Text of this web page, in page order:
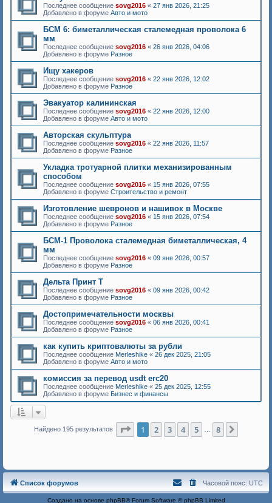
Последнее сообщение sovg2016 « 27 янв 2026, 21:25
Добавлено в форуме Авто и мото
БСМ 6: биметаллическая сталемедная проволока 6
мм
Последнее сообщение sovg2016 « 26 янв 2026, 04:06
Добавлено в форуме Разное
Ищу хакеров
Последнее сообщение sovg2016 « 22 янв 2026, 12:02
Добавлено в форуме Разное
Эвакуатор калининская
Последнее сообщение sovg2016 « 22 янв 2026, 12:00
Добавлено в форуме Авто и мото
Авторская скульптура
Последнее сообщение sovg2016 « 22 янв 2026, 11:57
Добавлено в форуме Разное
Укладка тротуарной плитки механизированным
способом
Последнее сообщение sovg2016 « 15 янв 2026, 07:55
Добавлено в форуме Строительство и ремонт
Изготовление шевронов и нашивок в Москве
Последнее сообщение sovg2016 « 15 янв 2026, 07:54
Добавлено в форуме Разное
БСМ-1 Проволока сталемедная биметаллическая, 4
мм
Последнее сообщение sovg2016 « 09 янв 2026, 00:57
Добавлено в форуме Разное
Дельта Принт Т
Последнее сообщение sovg2016 « 09 янв 2026, 00:42
Добавлено в форуме Разное
Достопримечательности москвы
Последнее сообщение sovg2016 « 06 янв 2026, 00:41
Добавлено в форуме Разное
как купить криптовалюты за рубли
Последнее сообщение Merleshike « 26 дек 2025, 21:05
Добавлено в форуме Авто и мото
комиссия за перевод usdt erc20
Последнее сообщение Merleshike « 25 дек 2025, 12:55
Добавлено в форуме Бизнес и финансы
Найдено 195 результатов Страница из
1 2 3 4 5 8
Список форумов Часовой пояс: UTC
Создано на основе phpBB® Forum Software © phpBB Limited